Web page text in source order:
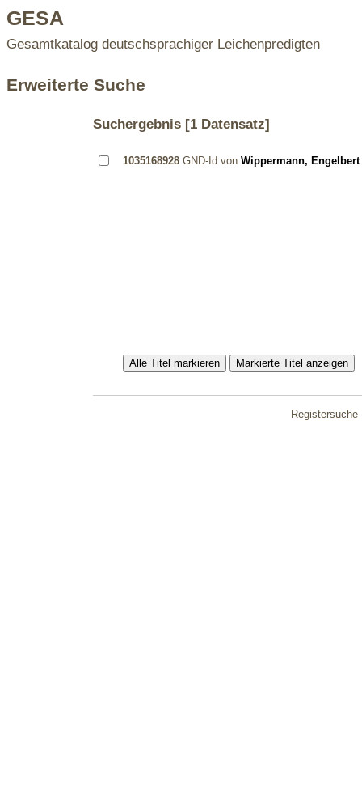
GESA
Gesamtkatalog deutschsprachiger Leichenpredigten
Erweiterte Suche
Suchergebnis[1 Datensatz]
1035168928GND-Id von Wippermann, Engelbert
Registersuche